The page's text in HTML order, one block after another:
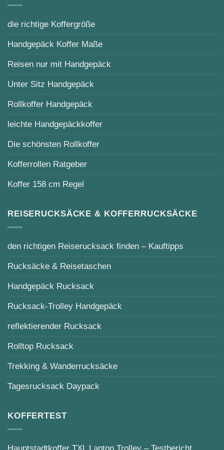
die richtige Koffergröße
Handgepäck Koffer Maße
Reisen nur mit Handgepäck
Unter Sitz Handgepäck
Rollkoffer Handgepäck
leichte Handgepäckkoffer
Die schönsten Rollkoffer
Kofferrollen Ratgeber
Koffer 158 cm Regel
REISERUCKSÄCKE & KOFFERRUCKSÄCKE
den richtigen Reiserucksack finden – Kauftipps
Rucksäcke & Reisetaschen
Handgepäck Rucksack
Rucksack-Trolley Handgepäck
reflektierender Rucksack
Rolltop Rucksack
Trekking & Wanderrucksäcke
Tagesrucksack Daypack
KOFFERTEST